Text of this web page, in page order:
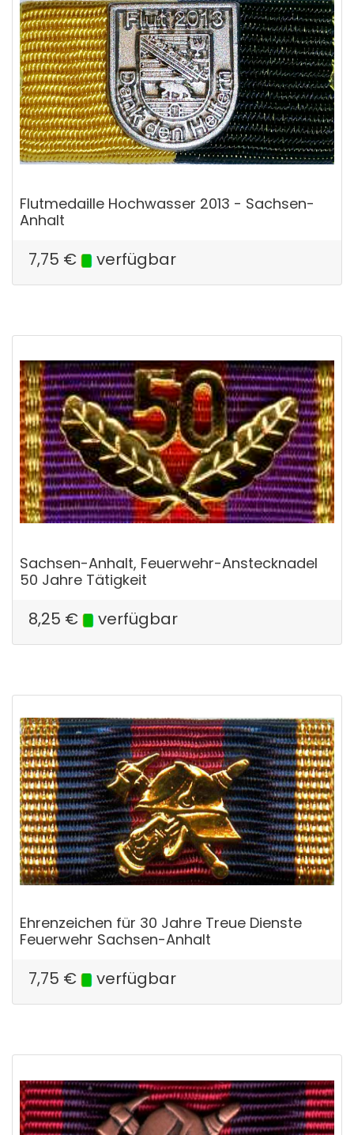
Flutmedaille Hochwasser 2013 - Sachsen-
Anhalt
7,75 € verfügbar
Sachsen-Anhalt, Feuerwehr-Anstecknadel
50 Jahre Tätigkeit
8,25 € verfügbar
Ehrenzeichen für 30 Jahre Treue Dienste
Feuerwehr Sachsen-Anhalt
7,75 € verfügbar